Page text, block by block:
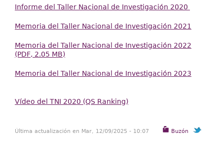
Informe del Taller Nacional de Investigación 2020
Memoria del Taller Nacional de Investigación 2021
Memoria del Taller Nacional de Investigación 2022
(PDF, 2.05 MB)
Memoria del Taller Nacional de Investigación 2023
Vídeo del TNI 2020 (QS Ranking)
Buzón
Última actualización en Mar, 12/09/2025 - 10:07